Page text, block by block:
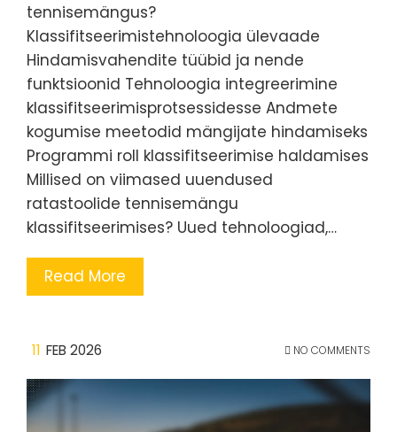
tennisemängus?
Klassifitseerimistehnoloogia ülevaade
Hindamisvahendite tüübid ja nende
funktsioonid Tehnoloogia integreerimine
klassifitseerimisprotsessidesse Andmete
kogumise meetodid mängijate hindamiseks
Programmi roll klassifitseerimise haldamises
Millised on viimased uuendused
ratastoolide tennisemängu
klassifitseerimises? Uued tehnoloogiad,…
Read More
11 FEB 2026 NO COMMENTS